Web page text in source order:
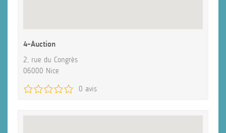
4-Auction
2, rue du Congrès
06000 Nice
0 avis